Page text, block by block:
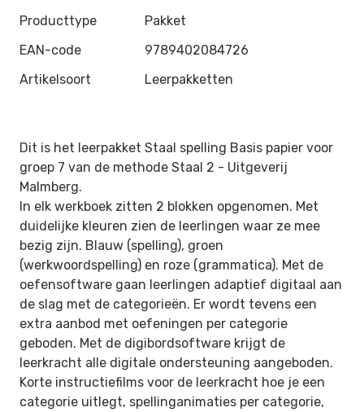
Producttype
Pakket
EAN-code
9789402084726
Artikelsoort
Leerpakketten
Dit is het leerpakket Staal spelling Basis papier voor
groep 7 van de methode Staal 2 - Uitgeverij
Malmberg.
In elk werkboek zitten 2 blokken opgenomen. Met
duidelijke kleuren zien de leerlingen waar ze mee
bezig zijn. Blauw (spelling), groen
(werkwoordspelling) en roze (grammatica). Met de
oefensoftware gaan leerlingen adaptief digitaal aan
de slag met de categorieën. Er wordt tevens een
extra aanbod met oefeningen per categorie
geboden. Met de digibordsoftware krijgt de
leerkracht alle digitale ondersteuning aangeboden.
Korte instructiefilms voor de leerkracht hoe je een
categorie uitlegt, spellinganimaties per categorie,